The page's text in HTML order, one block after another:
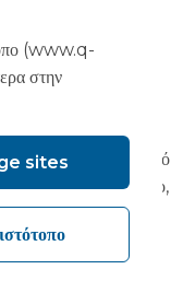
αποτελεσματική
η κατάσταση θα
χρειάζεται κάτι
Ένα αρθρωτό
θεραπείας ή θάλαμο,
πρότυπο μέσα σε
επίσης να
στις
(www.q-
στην
sites